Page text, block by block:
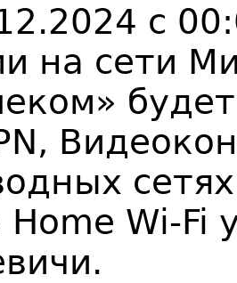
с
на сети
,
Home Wi-Fi